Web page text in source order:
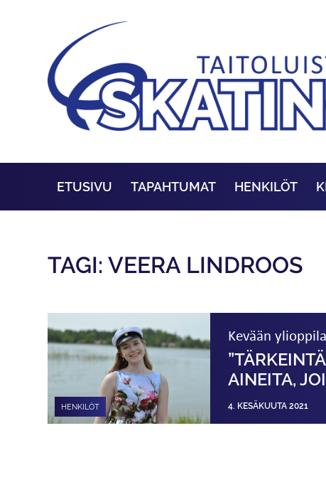
ETUSIVU TAPAHTUMAT HENKILÖT
TAGI: VEERA LINDROOS
HENKILÖT
Kevään
AINEITA,
4. KESÄKUUTA 2021